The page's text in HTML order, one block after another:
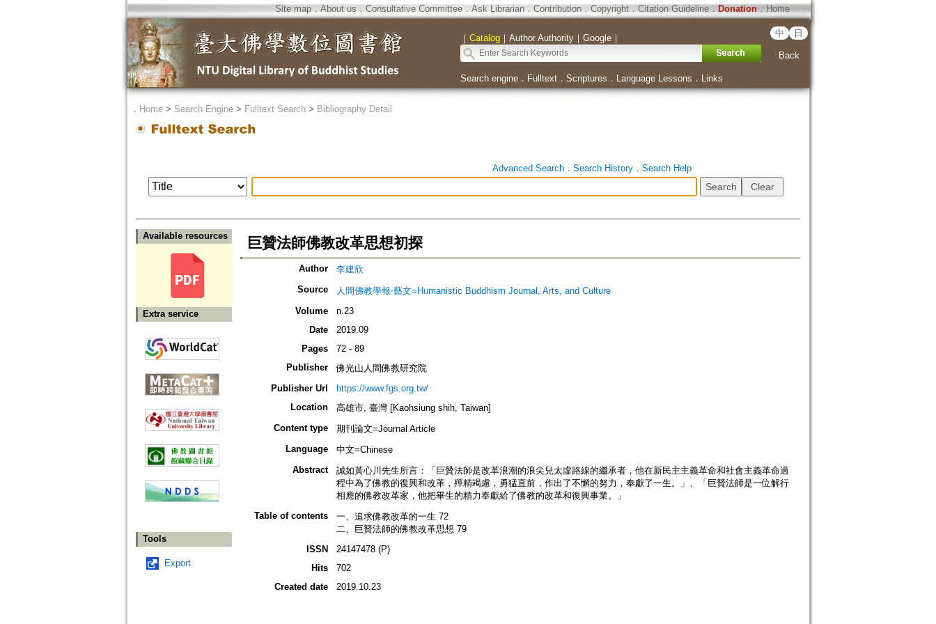
Site map．About us ． Consultative Committee． Ask Librarian． Contribution．Copyright．Citation Guideline． Donation．Home
｜ Catalog｜ Author Authority｜ Google｜ 中 日
Back
Search engine． Fulltext． Scriptures ． Language Lessons ． Links
． Home> Search Engine> Fulltext Search> Bibliography Detail
Advanced Search． Search History． Search Help
Available resources
Extra service
Tools
Export
巨贊法師佛教改革思想初探
Author
李建欣
Source
人間佛教學報‧藝文=Humanistic Buddhism Journal, Arts, and Culture
Volume
n.23
Date
2019.09
Pages
72 - 89
Publisher
佛光山人間佛教研究院
Publisher Url
https://www.fgs.org.tw/
Location
高雄市, 臺灣 [Kaohsiung shih, Taiwan]
Content type
期刊論文=Journal Article
Language
中文=Chinese
Abstract
誠如黃心川先生所言：「巨贊法師是改革浪潮的浪尖兒太虛路線的繼承者，他在新民主主義革命和社會主義革命過
程中為了佛教的復興和改革，殫精竭慮，勇猛直前，作出了不懈的努力，奉獻了一生。」、「巨贊法師是一位解行
相應的佛教改革家，他把畢生的精力奉獻給了佛教的改革和復興事業。」
Table of contents
一、追求佛教改革的一生 72
二、巨贊法師的佛教改革思想 79
ISSN
24147478 (P)
Hits
702
Created date
2019.10.23